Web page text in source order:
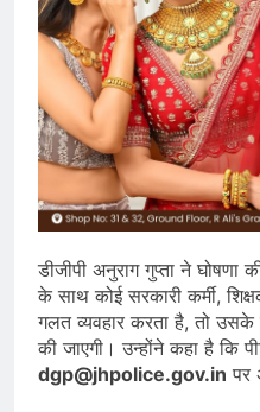
डीजीपी अनुराग गुप्ता ने घोषणा
के साथ कोई सरकारी कर्मी,
गलत व्यवहार करता है, तो उसके
की जाएगी। उन्होंने कहा है कि
dgp@jhpolice.gov.in पर